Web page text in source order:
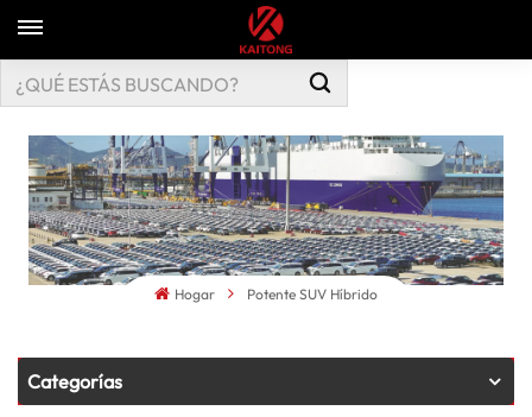
Hogar Potente SUV Híbrido
Categorías